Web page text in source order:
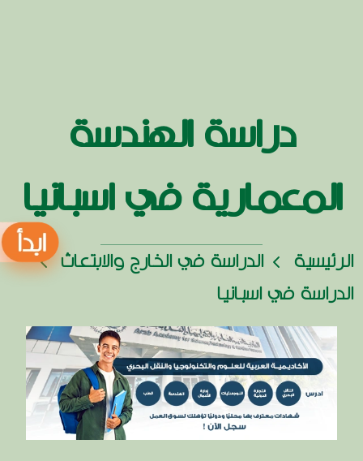
دراسة الهندسة
المعمارية في اسبانيا
الرئيسية
الدراسة في الخارج والابتعاث
الدراسة في اسبانيا